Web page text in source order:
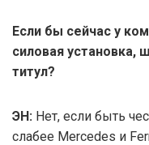
Если бы сейчас у
силовая установка,
титул?
ЭН: Нет, если быть
слабее Mercedes и